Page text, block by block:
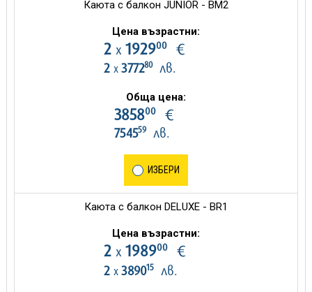
Каюта с балкон JUNIOR - BM2
Цена възрастни:
2 х 192900€
2 х 377280лв.
Обща цена:
385800€
754559лв.
ИЗБЕРИ
Каюта с балкон DELUXE - BR1
Цена възрастни:
2 х 198900€
2 х 389015лв.